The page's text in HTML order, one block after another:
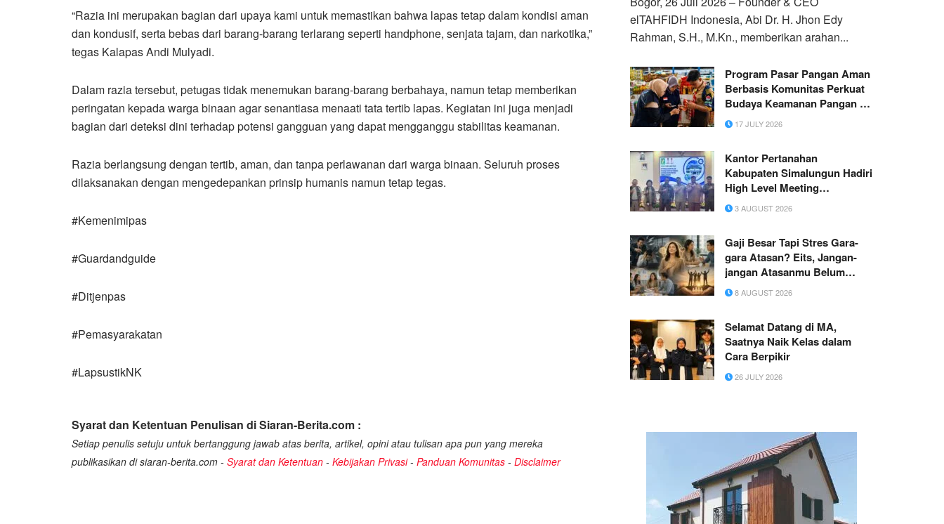
“Razia ini merupakan bagian dari upaya kami untuk memastikan bahwa lapas tetap dalam kondisi aman
dan kondusif, serta bebas dari barang-barang terlarang seperti handphone, senjata tajam, dan narkotika,”
tegas Kalapas Andi Mulyadi.
Dalam razia tersebut, petugas tidak menemukan barang-barang berbahaya, namun tetap memberikan
peringatan kepada warga binaan agar senantiasa menaati tata tertib lapas. Kegiatan ini juga menjadi
bagian dari deteksi dini terhadap potensi gangguan yang dapat mengganggu stabilitas keamanan.
Razia berlangsung dengan tertib, aman, dan tanpa perlawanan dari warga binaan. Seluruh proses
dilaksanakan dengan mengedepankan prinsip humanis namun tetap tegas.
#Kemenimipas
#Guardandguide
#Ditjenpas
#Pemasyarakatan
#LapsustikNK
Syarat dan Ketentuan Penulisan di Siaran-Berita.com :
Setiap penulis setuju untuk bertanggung jawab atas berita, artikel, opini atau tulisan apa pun yang mereka
publikasikan di siaran-berita.com - Syarat dan Ketentuan - Kebijakan Privasi- Panduan Komunitas - Disclaimer
elTAHFIDH Indonesia, Abi Dr. H. Jhon Edy
Rahman, S.H., M.Kn., memberikan arahan...
Program Pasar Pangan Aman
Berbasis Komunitas Perkuat
Budaya Keamanan Pangan di
Pasar Amahami
17 JULY 2026
Kantor Pertanahan
Kabupaten Simalungun Hadiri
High Level Meeting
Optimalisasi Pajak Daerah
dan Retribusi Daerah
3 AUGUST 2026
Gaji Besar Tapi Stres Gara-
gara Atasan? Eits, Jangan-
jangan Atasanmu Belum
Punya “Senjata” ini!
8 AUGUST 2026
Selamat Datang di MA,
Saatnya Naik Kelas dalam
Cara Berpikir
26 JULY 2026